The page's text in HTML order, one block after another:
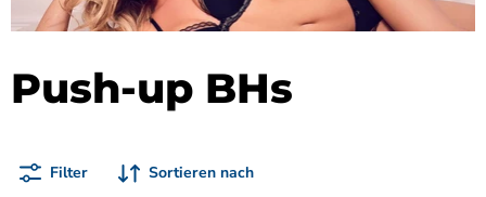
Push-up BHs
Filter Sortieren nach